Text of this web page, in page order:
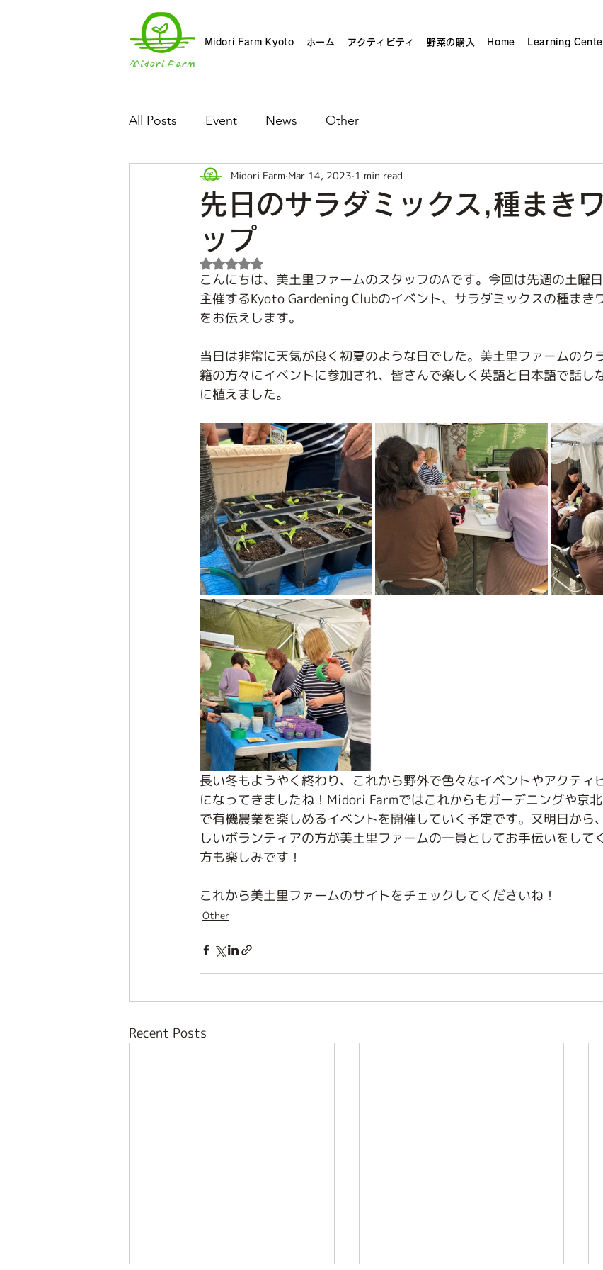
Midori Farm Kyoto ホーム アクティビティ 野菜の購入 Home Learning
All Posts Event News Other
先日のサラダミックス,種まき
ップ
Midori Farm Mar 14, 2023 1 min read
Rated NaN out of 5 stars.
こんにちは、美土里ファームのスタッフのAです。今回は先週の土曜
主催するKyoto Gardening Clubのイベント、サラダミックスの種まき
をお伝えします。
当日は非常に天気が良く初夏のような日でした。美土里ファームのク
籍の方々にイベントに参加され、皆さんで楽しく英語と日本語で話し
に植えました。
長い冬もようやく終わり、これから野外で色々なイベントやアクティ
になってきましたね！Midori Farmではこれからもガーデニングや京
で有機農業を楽しめるイベントを開催していく予定です。又明日から
しいボランティアの方が美土里ファームの一員としてお手伝いをして
方も楽しみです！
これから美土里ファームのサイトをチェックしてくださいね！
Other
Recent Posts